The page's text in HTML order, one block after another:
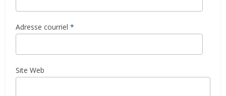
Adresse courriel *
Site Web